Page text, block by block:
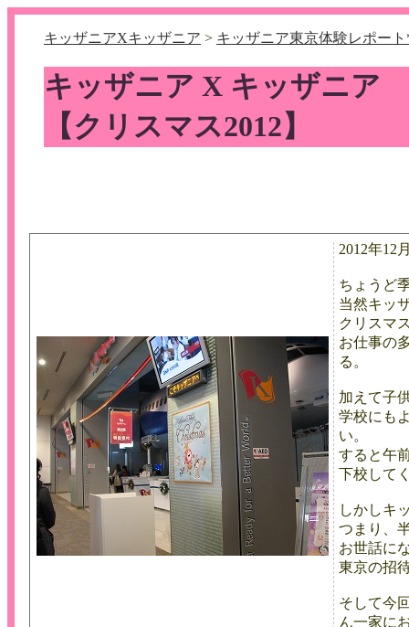
キッザニアXキッザニア > キッザニア東京体験レポー
キッザニア X キッザニア
【クリスマス2012】
2012年12
ちょうど
当然キッ
クリスマ
お仕事の
る。
加えて子
学校にも
い。
すると午
下校して
しかしキ
つまり、
お世話に
東京の招
そして今
ん一家に